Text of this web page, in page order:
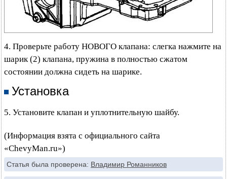
4. Проверьте работу НОВОГО клапана: слегка нажмите на
шарик (2) клапана, пружина в полностью сжатом
состоянии должна сидеть на шарике.
Установка
5. Установите клапан и уплотнительную шайбу.
(Информация взята с официального сайта
«ChevyMan.ru»)
Статья была проверена: Владимир Романников